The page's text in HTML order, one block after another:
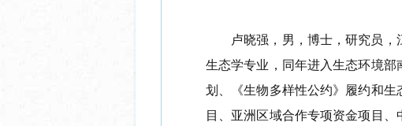
卢晓强，男，博士，研究员，
生态学专业，同年进入生态环境
划、《生物多样性公约》履约和
目、亚洲区域合作专项资金项目